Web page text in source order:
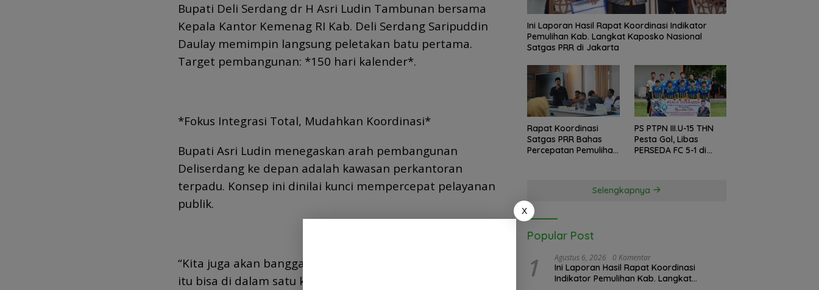
Bupati Deli Serdang dr H Asri Ludin Tambunan bersama
Kepala Kantor Kemenag RI Kab. Deli Serdang Saripuddin
Daulay memimpin langsung peletakan batu pertama.
Target pembangunan: *150 hari kalender*.
*Fokus Integrasi Total, Mudahkan Koordinasi*
Bupati Asri Ludin menegaskan arah pembangunan
Deliserdang ke depan adalah kawasan perkantoran
terpadu. Konsep ini dinilai kunci mempercepat pelayanan
publik.
“Kita juga akan bangga bila semua kantor instansi vertikal
itu bisa di dalam satu kawasan hamparan perkantoran
Ini Laporan Hasil Rapat Koordinasi Indikator
Pemulihan Kab. Langkat Kaposko Nasional
Satgas PRR di Jakarta
Rapat Koordinasi
Satgas PRR Bahas
Percepatan Pemulihan
PS PTPN III.U-15 THN
Pesta Gol, Libas
PERSEDA FC 5-1 di
Selengkapnya
Popular Post
1 Agustus 6, 2026 0 Komentar
Ini Laporan Hasil Rapat Koordinasi
Indikator Pemulihan Kab. Langkat
X